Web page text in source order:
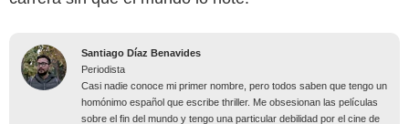
Santiago Díaz Benavides
Periodista
Casi nadie conoce mi primer nombre, pero todos saben que tengo un
homónimo español que escribe thriller. Me obsesionan las películas
sobre el fin del mundo y tengo una particular debilidad por el cine de